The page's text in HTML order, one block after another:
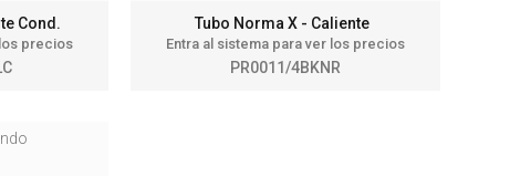
Cond.
precios
Tubo Norma X - Caliente
Entra al sistema para ver los precios
PR0011/4BKNR